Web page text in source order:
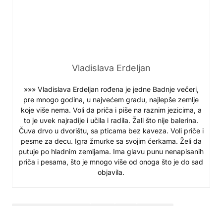
Vladislava Erdeljan
»»» Vladislava Erdeljan rođena je jedne Badnje večeri,
pre mnogo godina, u najvećem gradu, najlepše zemlje
koje više nema. Voli da priča i piše na raznim jezicima, a
to je uvek najradije i učila i radila. Žali što nije balerina.
Čuva drvo u dvorištu, sa pticama bez kaveza. Voli priče i
pesme za decu. Igra žmurke sa svojim ćerkama. Želi da
putuje po hladnim zemljama. Ima glavu punu nenapisanih
priča i pesama, što je mnogo više od onoga što je do sad
objavila.